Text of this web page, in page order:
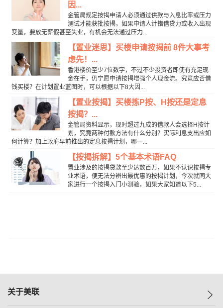
因...
金管局规定按揭申请人必须通过供款与入息比率或压力
测试才能获批按揭，如果申请人计错借贷力或收入出现
变量，要放无薪假甚至失业，有机会无法通过压力...
【置业迷思】买楼申请按揭前 8件大事考
虑先！...
香港楼价至少7位数字，不过不少投资者即使有充足现
金在手，仍宁愿申请按揭增强个人现金流。究竟应否借
钱买楼？在计划置业蓝图时，可以根据以下8大因...
【置业按揭】买楼拣P按、H按还是定息
按揭？...
金管局资料显示，现时超过九成的借款人会选择H按计
划，究竟两种付款方法有什么分别？实际利息支出应如
何计算？加上政府早前推出的定息按揭计划，哪一...
【按揭拆解】5个基本术语FAQ
置业涉及的按揭贷款至少达数百万，如果不认识按揭专
业术语，便无法分辨出最优惠的按揭计划，今次就同大
家进行一个按揭入门小测验，如果大家知道以下5...
关于美联